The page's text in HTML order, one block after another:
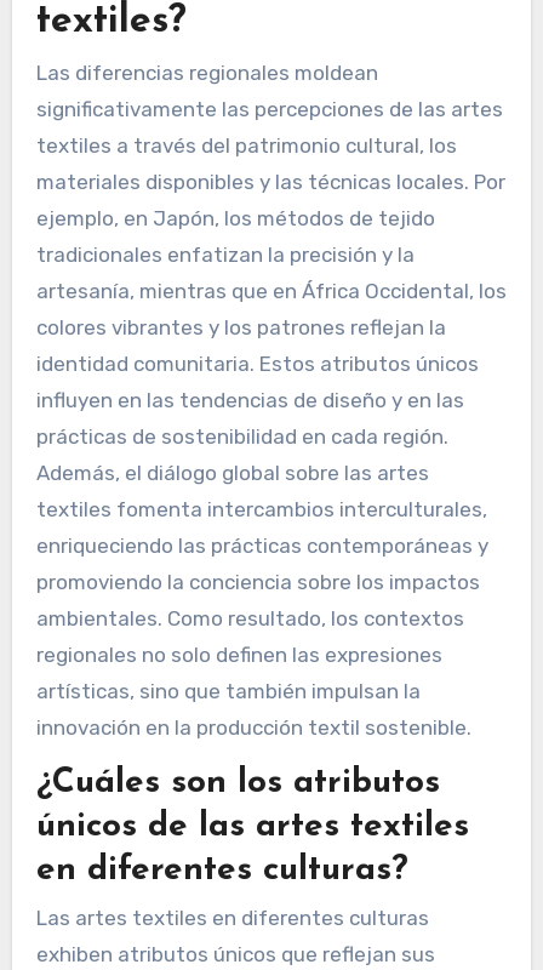
textiles?
Las diferencias regionales moldean
significativamente las percepciones de las artes
textiles a través del patrimonio cultural, los
materiales disponibles y las técnicas locales. Por
ejemplo, en Japón, los métodos de tejido
tradicionales enfatizan la precisión y la
artesanía, mientras que en África Occidental, los
colores vibrantes y los patrones reflejan la
identidad comunitaria. Estos atributos únicos
influyen en las tendencias de diseño y en las
prácticas de sostenibilidad en cada región.
Además, el diálogo global sobre las artes
textiles fomenta intercambios interculturales,
enriqueciendo las prácticas contemporáneas y
promoviendo la conciencia sobre los impactos
ambientales. Como resultado, los contextos
regionales no solo definen las expresiones
artísticas, sino que también impulsan la
innovación en la producción textil sostenible.
¿Cuáles son los atributos
únicos de las artes textiles
en diferentes culturas?
Las artes textiles en diferentes culturas
exhiben atributos únicos que reflejan sus